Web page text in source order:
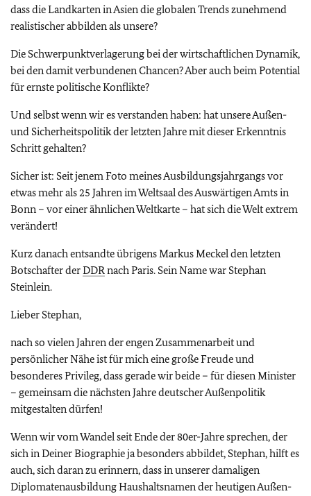
dass die Landkarten in Asien die globalen Trends zunehmend
realistischer abbilden als unsere?
Die Schwerpunktverlagerung bei der wirtschaftlichen Dynamik,
bei den damit verbundenen Chancen? Aber auch beim Potential
für ernste politische Konflikte?
Und selbst wenn wir es verstanden haben: hat unsere Außen-
und Sicherheitspolitik der letzten Jahre mit dieser Erkenntnis
Schritt gehalten?
Sicher ist: Seit jenem Foto meines Ausbildungsjahrgangs vor
etwas mehr als 25 Jahren im Weltsaal des Auswärtigen Amts in
Bonn – vor einer ähnlichen Weltkarte – hat sich die Welt extrem
verändert!
Kurz danach entsandte übrigens Markus Meckel den letzten
Botschafter derDDRnach Paris. Sein Name war Stephan
Steinlein.
Lieber Stephan,
nach so vielen Jahren der engen Zusammenarbeit und
persönlicher Nähe ist für mich eine große Freude und
besonderes Privileg, dass gerade wir beide – für diesen Minister
– gemeinsam die nächsten Jahre deutscher Außenpolitik
mitgestalten dürfen!
Wenn wir vom Wandel seit Ende der 80er-Jahre sprechen, der
sich in Deiner Biographie ja besonders abbildet, Stephan, hilft es
auch, sich daran zu erinnern, dass in unserer damaligen
Diplomatenausbildung Haushaltsnamen der heutigen Außen-